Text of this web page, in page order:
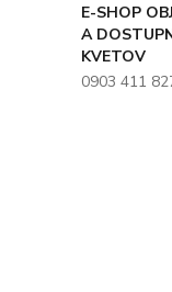
E-SHOP
A
KVETOV
0903 411